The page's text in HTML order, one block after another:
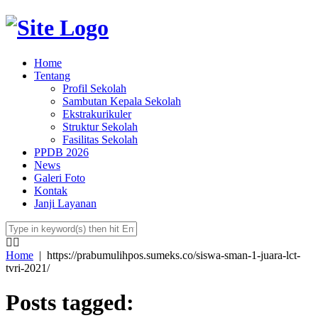
Home
Tentang
Profil Sekolah
Sambutan Kepala Sekolah
Ekstrakurikuler
Struktur Sekolah
Fasilitas Sekolah
PPDB 2026
News
Galeri Foto
Kontak
Janji Layanan
Home | https://prabumulihpos.sumeks.co/siswa-sman-1-juara-lct-
tvri-2021/
Posts tagged: